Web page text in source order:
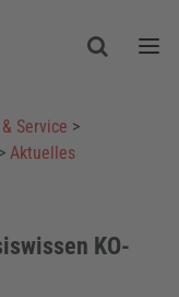
Service >
> Aktuelles
KO-